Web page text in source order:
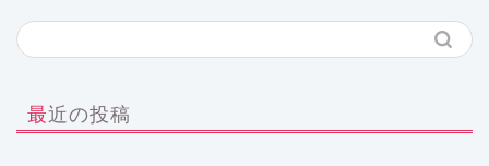
最近の投稿